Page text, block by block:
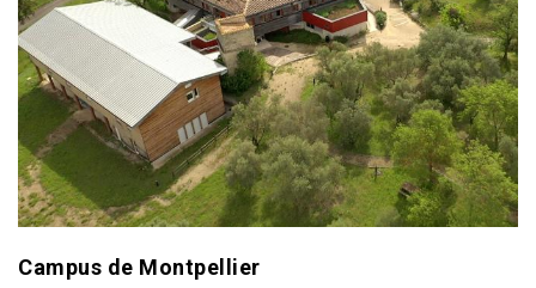
Campus de Montpellier